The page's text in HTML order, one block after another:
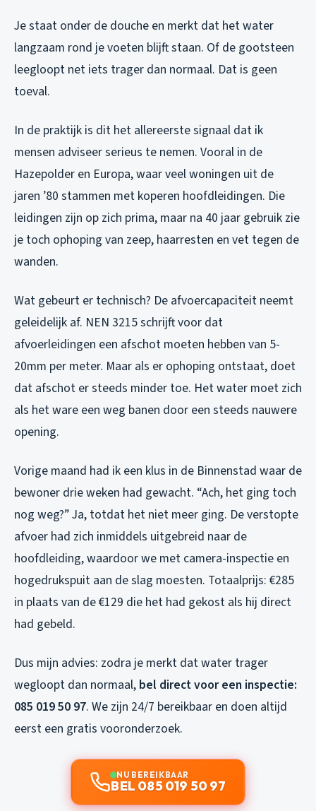
Je staat onder de douche en merkt dat het water
langzaam rond je voeten blijft staan. Of de gootsteen
leegloopt net iets trager dan normaal. Dat is geen
toeval.
In de praktijk is dit het allereerste signaal dat ik
mensen adviseer serieus te nemen. Vooral in de
Hazepolder en Europa, waar veel woningen uit de
jaren ’80 stammen met koperen hoofdleidingen. Die
leidingen zijn op zich prima, maar na 40 jaar gebruik zie
je toch ophoping van zeep, haarresten en vet tegen de
wanden.
Wat gebeurt er technisch? De afvoercapaciteit neemt
geleidelijk af. NEN 3215 schrijft voor dat
afvoerleidingen een afschot moeten hebben van 5-
20mm per meter. Maar als er ophoping ontstaat, doet
dat afschot er steeds minder toe. Het water moet zich
als het ware een weg banen door een steeds nauwere
opening.
Vorige maand had ik een klus in de Binnenstad waar de
bewoner drie weken had gewacht. “Ach, het ging toch
nog weg?” Ja, totdat het niet meer ging. De verstopte
afvoer had zich inmiddels uitgebreid naar de
hoofdleiding, waardoor we met camera-inspectie en
hogedrukspuit aan de slag moesten. Totaalprijs: €285
in plaats van de €129 die het had gekost als hij direct
had gebeld.
Dus mijn advies: zodra je merkt dat water trager
wegloopt dan normaal, bel direct voor een inspectie:
085 019 50 97. We zijn 24/7 bereikbaar en doen altijd
eerst een gratis vooronderzoek.
NU BEREIKBAAR
BEL 085 019 50 97